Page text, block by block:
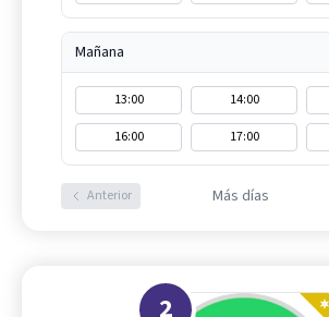
Mañana
13:00 14:00
16:00
17:00
Anterior Más días
2